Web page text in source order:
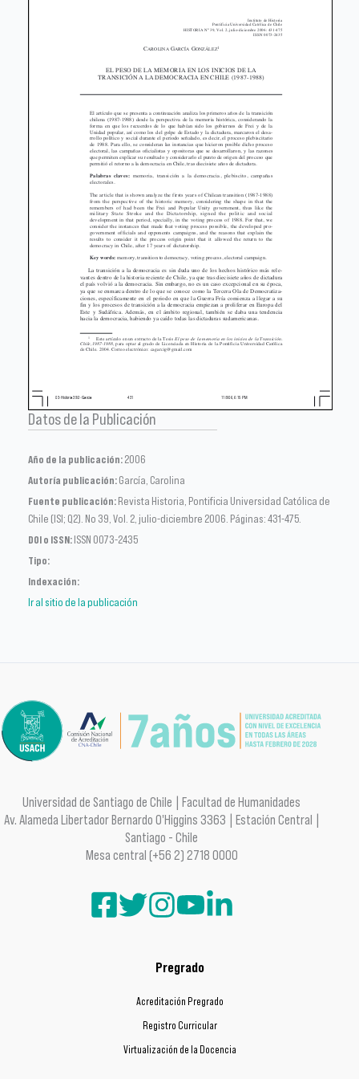
Datos de la Publicación
Año de la publicación:2006
Autoría publicación:García, Carolina
Fuente publicación:Revista Historia, Pontificia Universidad Católica de
Chile (ISI; Q2). No 39, Vol. 2, julio-diciembre 2006. Páginas: 431-475.
DOI o ISSN:ISSN 0073-2435
Tipo:
Indexación:
Ir al sitio de la publicación
Universidad de Santiago de Chile | Facultad de Humanidades
Av. Alameda Libertador Bernardo O'Higgins 3363 | Estación Central |
Santiago - Chile
Mesa central (+56 2) 2718 0000
Pregrado
Acreditación Pregrado
Registro Curricular
Virtualización de la Docencia